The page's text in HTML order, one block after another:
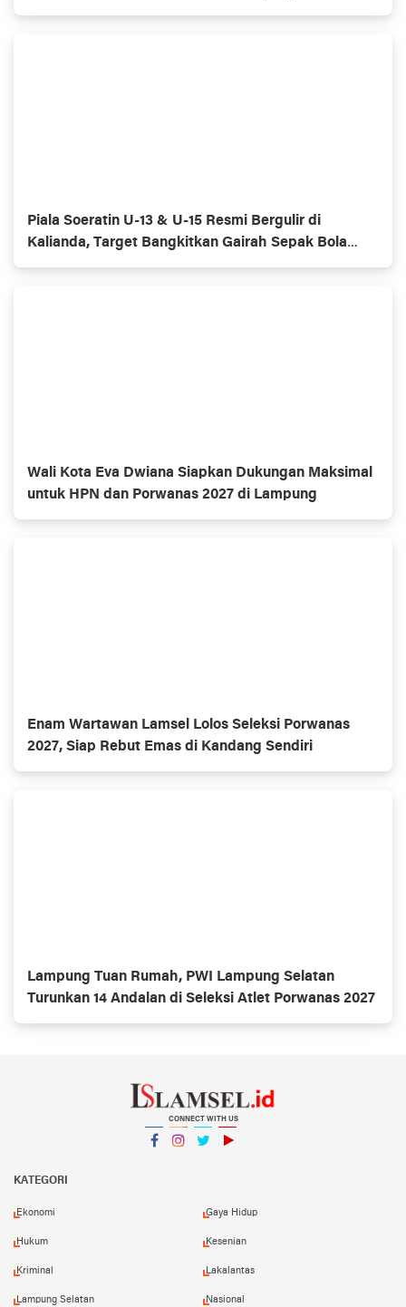
Piala Soeratin U-13 & U-15 Resmi Bergulir di
Kalianda, Target Bangkitkan Gairah Sepak Bola
Usia Dini
Wali Kota Eva Dwiana Siapkan Dukungan Maksimal
untuk HPN dan Porwanas 2027 di Lampung
Enam Wartawan Lamsel Lolos Seleksi Porwanas
2027, Siap Rebut Emas di Kandang Sendiri
Lampung Tuan Rumah, PWI Lampung Selatan
Turunkan 14 Andalan di Seleksi Atlet Porwanas 2027
CONNECT WITH US
KATEGORI
Ekonomi Gaya Hidup
Hukum Kesenian
Kriminal Lakalantas
Lampung Selatan Nasional